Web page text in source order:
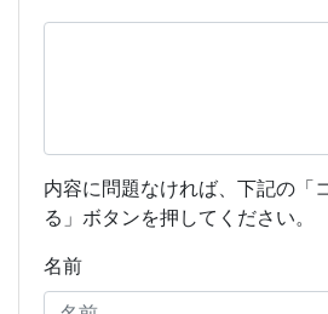
内容に問題なければ、下記の「
る」ボタンを押してください。
名前